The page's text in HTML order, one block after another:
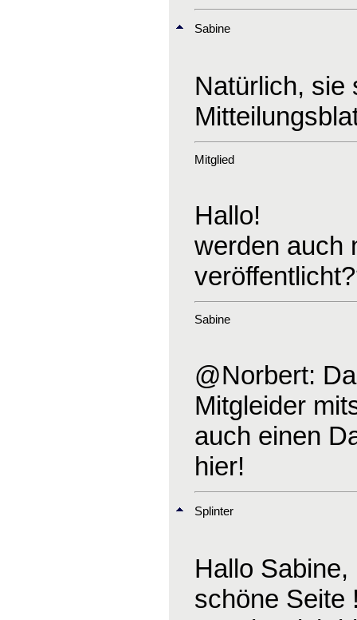
Sabine
Natürlich, sie
Mitglied
Hallo!
werden auch
Sabine
@Norbert:
Mitgleider
auch einen
hier!
Splinter
Hallo Sabine,
schöne Seite